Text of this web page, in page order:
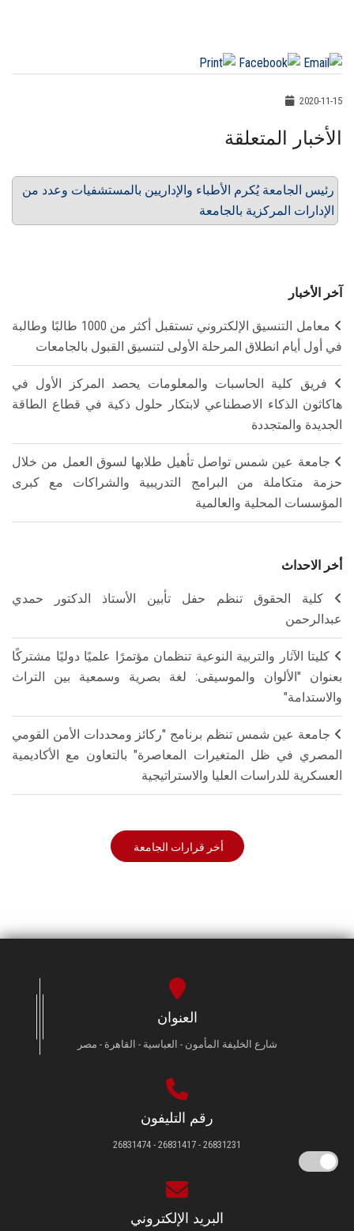
2020-11-15
الأخبار المتعلقة
رئيس الجامعة يُكرم الأطباء والإداريين بالمستشفيات وعدد من
الإدارات المركزية بالجامعة
آخر الأخبار
معامل التنسيق الإلكتروني تستقبل أكثر من 1000 طالبًا وطالبة
في أول أيام انطلاق المرحلة الأولى لتنسيق القبول بالجامعات
فريق كلية الحاسبات والمعلومات يحصد المركز الأول في
هاكاثون الذكاء الاصطناعي لابتكار حلول ذكية في قطاع الطاقة
الجديدة والمتجددة
جامعة عين شمس تواصل تأهيل طلابها لسوق العمل من خلال
حزمة متكاملة من البرامج التدريبية والشراكات مع كبرى
المؤسسات المحلية والعالمية
أخر الاحداث
كلية الحقوق تنظم حفل تأبين الأستاذ الدكتور حمدي
عبدالرحمن
كليتا الآثار والتربية النوعية تنظمان مؤتمرًا علميًا دوليًا مشتركًا
بعنوان "الألوان والموسيقى: لغة بصرية وسمعية بين التراث
والاستدامة"
جامعة عين شمس تنظم برنامج "ركائز ومحددات الأمن القومي
المصري في ظل المتغيرات المعاصرة" بالتعاون مع الأكاديمية
العسكرية للدراسات العليا والاستراتيجية
أخر قرارات الجامعة
العنوان
شارع الخليفة المأمون - العباسية - القاهرة - مصر
رقم التليفون
26831231 - 26831417 - 26831474
البريد الإلكتروني